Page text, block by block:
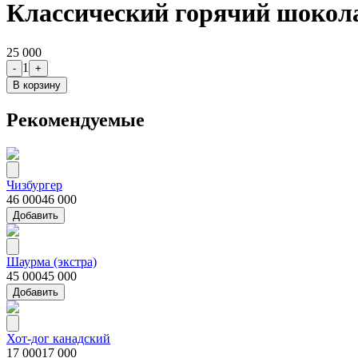
Классический горячий
25 000
- 1
+
В корзину
Рекомендуемые
Чизбургер
46 00046 000
Добавить
Шаурма (экстра)
45 00045 000
Добавить
Хот-дог канадский
17 00017 000